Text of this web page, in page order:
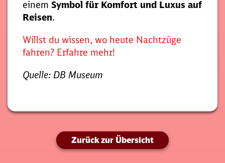
einem Symbol für Komfort und Luxus auf
Reisen.
Willst du wissen, wo heute Nachtzüge
fahren? Erfahre mehr!
Quelle: DB Museum
Zurück zur Übersicht